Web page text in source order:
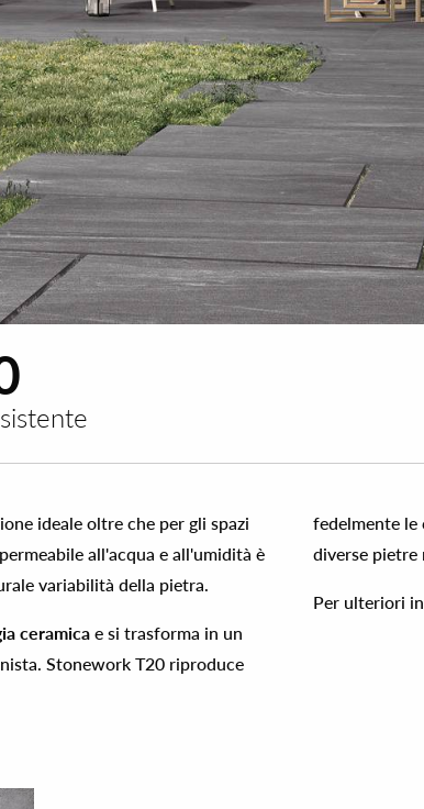
ideale oltre che per gli spazi
all'acqua e all'umidità è
variabilità della pietra.
ceramica e si trasforma in un
Stonework T20 riproduce
fedelmente le
diverse pietre
Per ulteriori